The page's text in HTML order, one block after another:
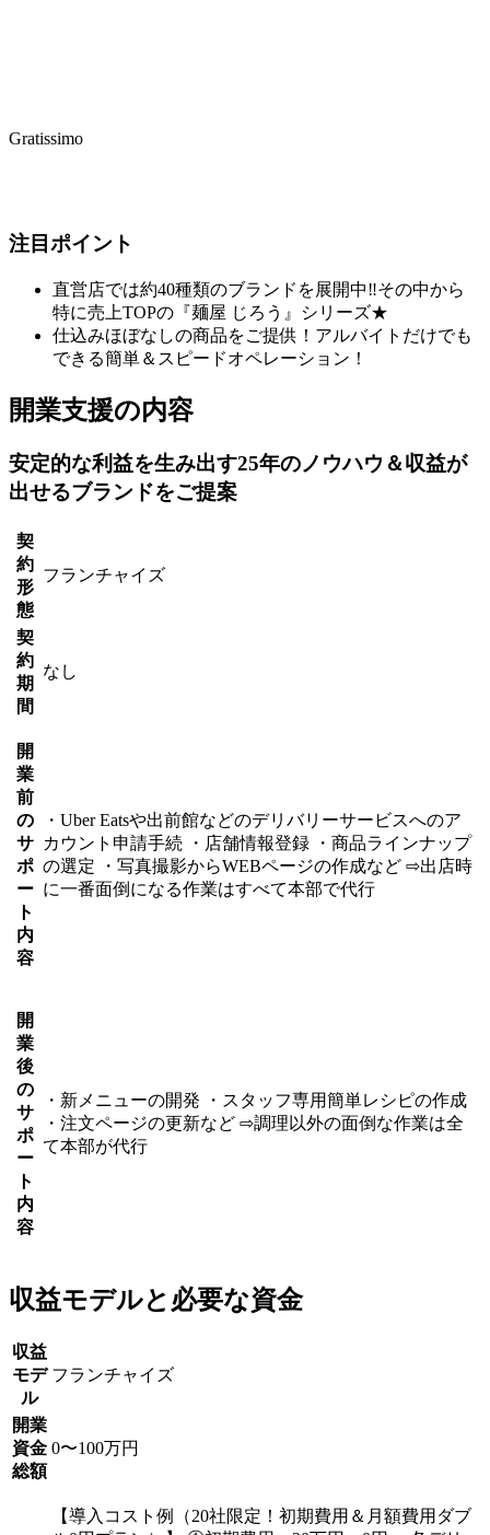
Gratissimo
注目ポイント
直営店では約40種類のブランドを展開中‼その中から
特に売上TOPの『麺屋 じろう』シリーズ★
仕込みほぼなしの商品をご提供！アルバイトだけでも
できる簡単＆スピードオペレーション！
開業支援の内容
安定的な利益を生み出す25年のノウハウ＆収益が
出せるブランドをご提案
契
約
形
態
フランチャイズ
契
約
期
間
なし
開
業
前
の
サ
ポ
ー
ト
内
容
・Uber Eatsや出前館などのデリバリーサービスへのア
カウント申請手続 ・店舗情報登録 ・商品ラインナップ
の選定 ・写真撮影からWEBページの作成など ⇨出店時
に一番面倒になる作業はすべて本部で代行
開
業
後
の
サ
ポ
ー
ト
内
容
・新メニューの開発 ・スタッフ専用簡単レシピの作成
・注文ページの更新など ⇨調理以外の面倒な作業は全
て本部が代行
収益モデルと必要な資金
収益
モデ
ル
フランチャイズ
開業
資金
総額
0〜100万円
【導入コスト例（20社限定！初期費用＆月額費用ダブ